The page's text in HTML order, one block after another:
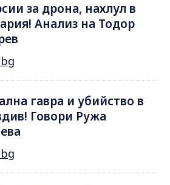
за дрона, нахлул в
Анализ на Тодор
гавра и убийство в
Говори Ружа